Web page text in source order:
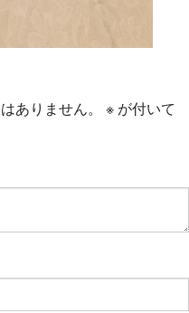
ありません。 ※ が付いて